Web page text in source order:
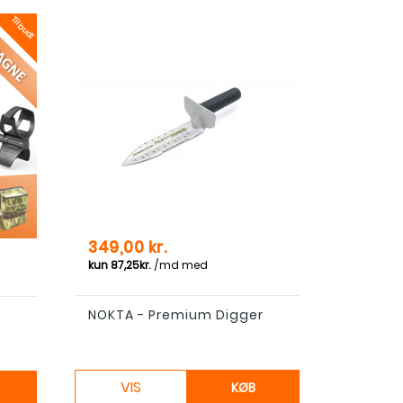
Tilbud!
Pris
349,00 kr.
NOKTA - Premium Digger
VIS KØB